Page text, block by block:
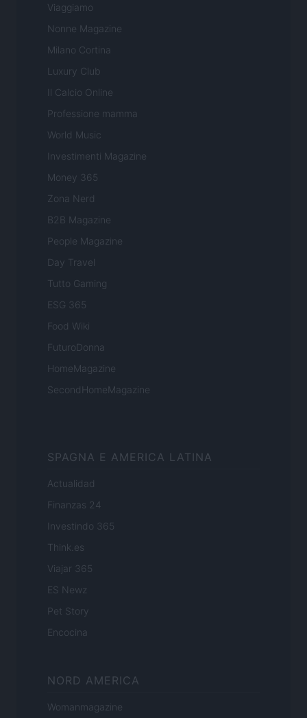
Viaggiamo
Nonne Magazine
Milano Cortina
Luxury Club
Il Calcio Online
Professione mamma
World Music
Investimenti Magazine
Money 365
Zona Nerd
B2B Magazine
People Magazine
Day Travel
Tutto Gaming
ESG 365
Food Wiki
FuturoDonna
HomeMagazine
SecondHomeMagazine
SPAGNA E AMERICA LATINA
Actualidad
Finanzas 24
Investindo 365
Think.es
Viajar 365
ES Newz
Pet Story
Encocina
NORD AMERICA
Womanmagazine